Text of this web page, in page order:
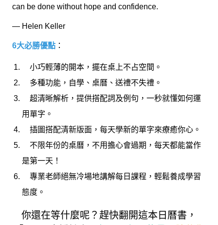
can be done without hope and confidence.
— Helen Keller
6大必勝優點 ：
小巧輕薄的開本，擺在桌上不占空間。
多種功能，自學、桌曆、送禮不失禮。
超清晰解析，提供搭配詞及例句，一秒就懂如何運
用單字。
插圖搭配清新版面，每天學新的單字來療癒你心。
不限年份的桌曆，不用擔心會過期，每天都能當作
是第一天！
專業老師絕無冷場地講解每日課程，輕鬆養成學習
態度。
你還在等什麼呢？趕快翻開這本日曆書，